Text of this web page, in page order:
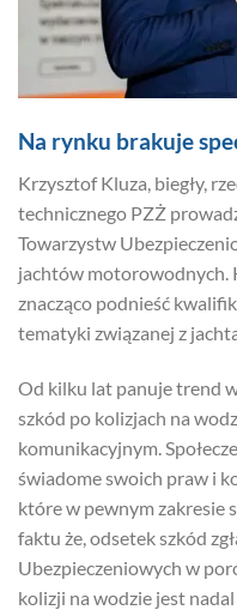
Na rynku brakuje
Krzysztof Kluza, biegły,
technicznego PZŻ
Towarzystw
jachtów motorowodnych.
znacząco podnieść
tematyki związanej z
Od kilku lat panuje trend
szkód po kolizjach na
komunikacyjnym.
świadome swoich praw i
które w pewnym zakresie
faktu że, odsetek szkód
Ubezpieczeniowych w
kolizji na wodzie jest nadal